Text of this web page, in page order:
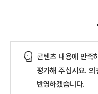
콘텐츠 내용에 만족
평가해 주십시요. 의
반영하겠습니다.